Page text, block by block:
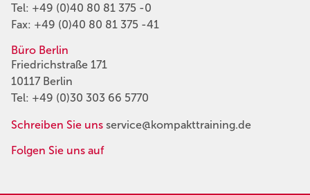
Tel: +49 (0)40 80 81 375 -0
Fax: +49 (0)40 80 81 375 -41
Büro Berlin
Friedrichstraße 171
10117 Berlin
Tel: +49 (0)30 303 66 5770
Schreiben Sie uns service@kompakttraining.de
Folgen Sie uns auf